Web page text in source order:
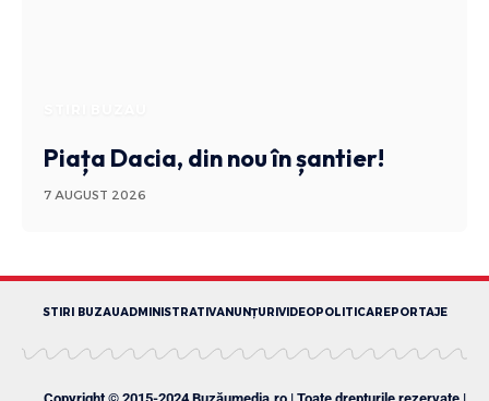
Piața Dacia, din nou în șantier!
7 AUGUST 2026
STIRI BUZAUADMINISTRATIVANUNȚURI VIDEOPOLITICAREPORTAJE